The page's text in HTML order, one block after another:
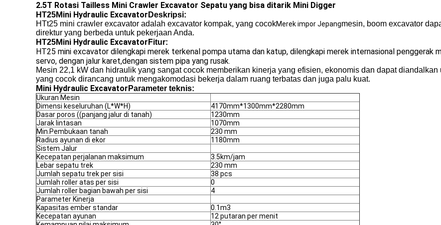
2.5T Rotasi Tailless Mini Crawler Excavator Sepatu yang bisa ditarik Mini Digger
HT25Mini Hydraulic Excavator Deskripsi:
HTt25 mini crawler excavator adalah excavator kompak, yang cocokMerek impor Jepangmesin, boom excavator
direktur yang berbeda untuk pekerjaan Anda.
HT25Mini Hydraulic Excavator Fitur:
HT25 mini excavator dilengkapi merek terkenal pompa utama dan katup, dilengkapi merek internasional penggerak
servo, dengan jalur karet,dengan sistem pipa yang rusak.
Mesin 22,1 kW dan hidraulik yang sangat cocok memberikan kinerja yang efisien, ekonomis dan dapat
yang cocok dirancang untuk mengakomodasi bekerja dalam ruang terbatas dan juga palu kuat.
Mini Hydraulic Excavator Parameter teknis:
Ukuran Mesin
Dimensi keseluruhan (L*W*H)
4170mm*1300mm*2280mm
Dasar poros ((panjang jalur di tanah)
1230mm
Jarak lintasan
1070mm
Min.Pembukaan tanah
230 mm
Radius ayunan di ekor
1180mm
Sistem Jalur
Kecepatan perjalanan maksimum
3.5km/jam
Lebar sepatu trek
230 mm
Jumlah sepatu trek per sisi
38 pcs
Jumlah roller atas per sisi
0
Jumlah roller bagian bawah per sisi
4
Parameter Kinerja
Kapasitas ember standar
0.1m3
Kecepatan ayunan
12 putaran per menit